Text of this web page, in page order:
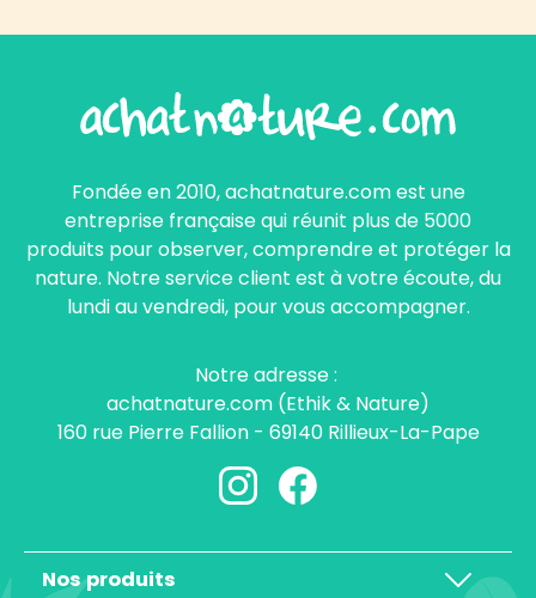
Fondée en 2010, achatnature.com est une
entreprise française qui réunit plus de 5000
produits pour observer, comprendre et protéger la
nature. Notre service client est à votre écoute, du
lundi au vendredi, pour vous accompagner.
Notre adresse :
achatnature.com (Ethik & Nature)
160 rue Pierre Fallion - 69140 Rillieux-La-Pape
Nos produits